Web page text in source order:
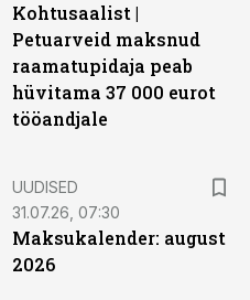
Kohtusaalist |
Petuarveid maksnud
raamatupidaja peab
hüvitama 37 000 eurot
tööandjale
UUDISED
31.07.26, 07:30
Maksukalender: august
2026